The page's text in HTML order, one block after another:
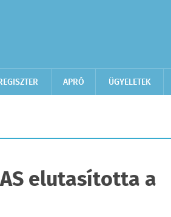
APRÓ ÜGYELETEK
elutasította a